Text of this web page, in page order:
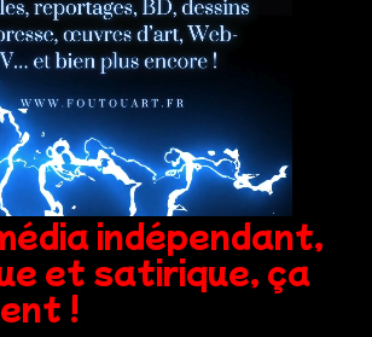
indépendant,
et satirique, ça
!